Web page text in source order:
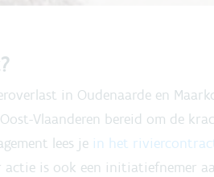
in Oudenaarde en
Vlaanderen bereid om de
lees je in het
is ook een initiatiefnemer